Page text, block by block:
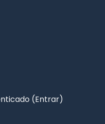
(Entrar)